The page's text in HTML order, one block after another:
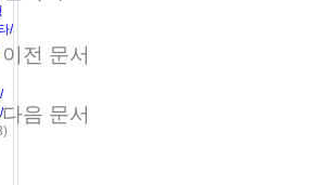
/
이전 문서
다음 문서